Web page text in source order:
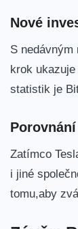
Nové
S
krok
statistik je
Zatímco
‍i jiné
tomu,aby